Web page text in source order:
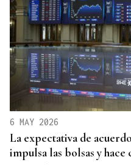
6 MAY 2026
La expectativa de
impulsa las bolsas y